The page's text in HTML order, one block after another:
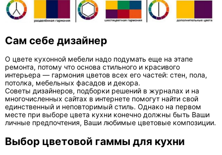
Сам себе дизайнер
О цвете кухонной мебели надо подумать еще на этапе
ремонта, потому что основа стильного и красивого
интерьера — гармония цветов всех его частей: стен, пола,
потолка, мебельных фасадов и декора.
Советы дизайнеров, подборки решений в журналах и на
многочисленных сайтах в интернете помогут найти свой
единственный и неповторимый стиль. Однако на первом
месте при выборе цвета кухни конечно должны быть Ваши
личные предпочтения, Ваши любимые цветовые композиции.
Выбор цветовой гаммы для кухни